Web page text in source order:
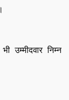
निम्न